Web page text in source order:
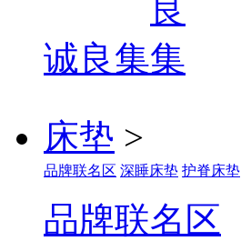
诚良集
床垫 >
品牌联名区 深睡床垫 护脊床垫
品牌联名区